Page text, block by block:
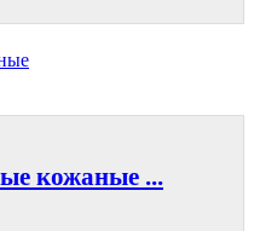
кожаные ...